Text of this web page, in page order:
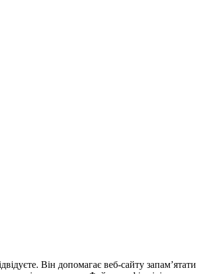
Він допомагає веб-сайту